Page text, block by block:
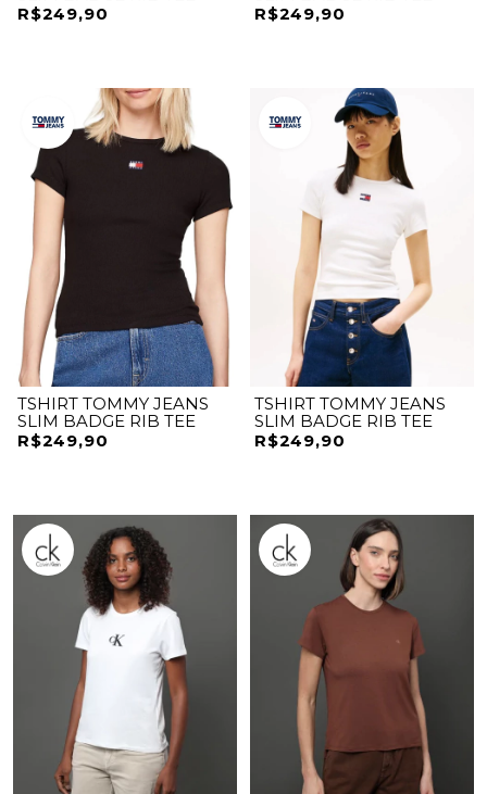
R$249,90
R$249,90
TSHIRT TOMMY JEANS
SLIM BADGE RIB TEE
R$249,90
TSHIRT TOMMY JEANS
SLIM BADGE RIB TEE
R$249,90